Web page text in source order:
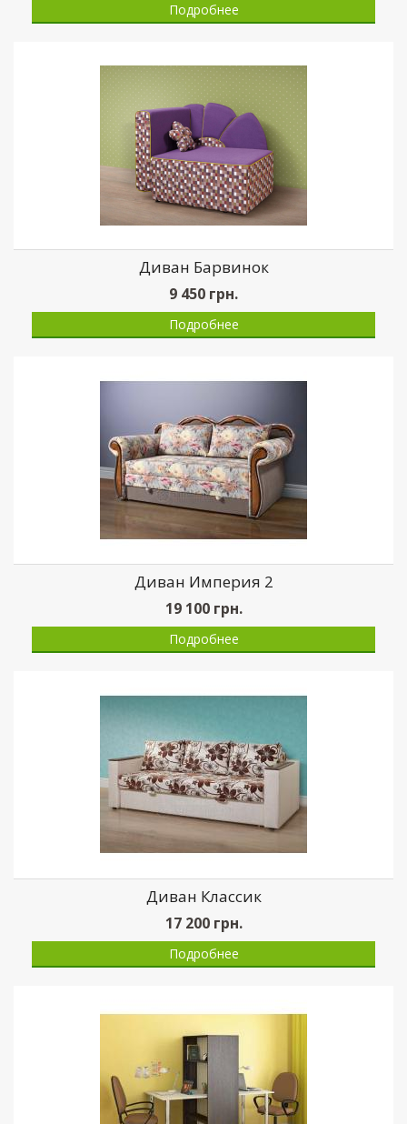
Подробнее
Диван Барвинок
9 450 грн.
Подробнее
Диван Империя 2
19 100грн.
Подробнее
Диван Классик
17 200грн.
Подробнее